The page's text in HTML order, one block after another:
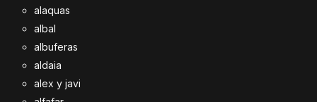
alaquas
albal
albuferas
aldaia
alex y javi